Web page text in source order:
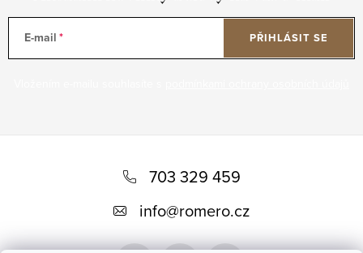
E-mail PŘIHLÁSIT SE
703 329 459
info@romero.cz